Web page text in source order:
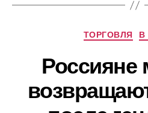
ТОРГОВЛЯ В
Россияне